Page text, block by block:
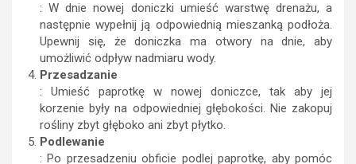
: W dnie nowej doniczki umieść warstwę drenażu, a
następnie wypełnij ją odpowiednią mieszanką podłoża.
Upewnij się, że doniczka ma otwory na dnie, aby
umożliwić odpływ nadmiaru wody.
Przesadzanie
: Umieść paprotkę w nowej doniczce, tak aby jej
korzenie były na odpowiedniej głębokości. Nie zakopuj
rośliny zbyt głęboko ani zbyt płytko.
Podlewanie
: Po przesadzeniu obficie podlej paprotkę, aby pomóc